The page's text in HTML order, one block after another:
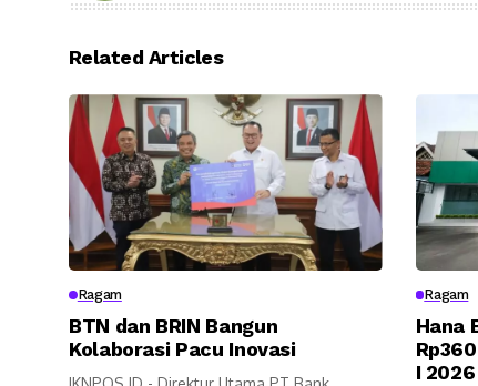
Related Articles
Ragam
BTN dan BRIN Bangun
Kolaborasi Pacu Inovasi
Ragam
Hana
I 2026